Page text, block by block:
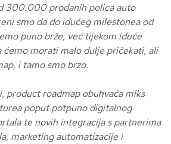
300.000 prodanih polica auto
smo da do idućeg milestonea od
puno brže, već tijekom iduće
ćemo morati malo dulje pričekati, ali
i tamo smo brzo.
product roadmap obuhvaća miks
poput potpuno digitalnog
te novih integracija s partnerima
marketing automatizacije i